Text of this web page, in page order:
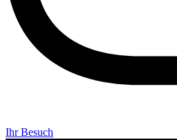
Ihr Besuch